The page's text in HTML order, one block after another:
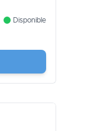
Disponible